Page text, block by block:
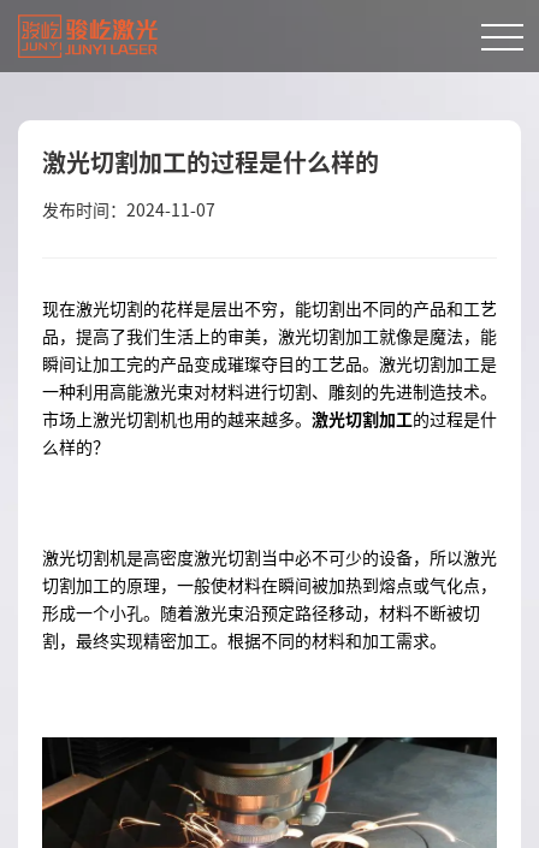
激光切割加工的过程是什么样的
发布时间：2024-11-07
现在激光切割的花样是层出不穷，能切割出不同的产品和工艺
品，提高了我们生活上的审美，激光切割加工就像是魔法，能
瞬间让加工完的产品变成璀璨夺目的工艺品。激光切割加工是
一种利用高能激光束对材料进行切割、雕刻的先进制造技术。
市场上激光切割机也用的越来越多。 激光切割加工的过程是什
么样的？
激光切割机是高密度激光切割当中必不可少的设备，所以激光
切割加工的原理，一般使材料在瞬间被加热到熔点或气化点，
形成一个小孔。随着激光束沿预定路径移动，材料不断被切
割，最终实现精密加工。根据不同的材料和加工需求。